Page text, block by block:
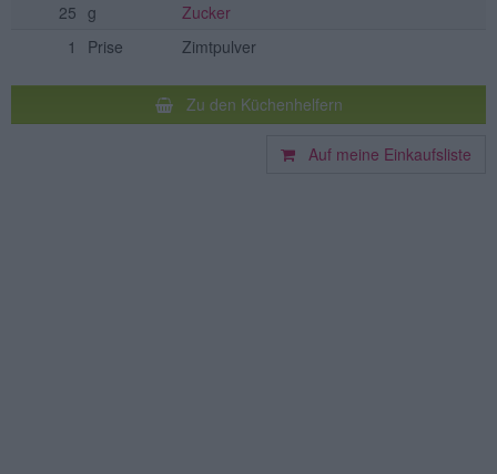
25 g
Zucker
1
Prise Zimtpulver
Zu den Küchenhelfern
Auf meine Einkaufsliste